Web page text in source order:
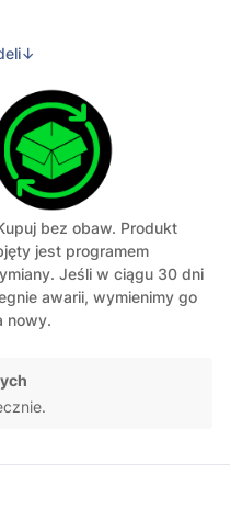
bez obaw. Produkt
jest programem
Jeśli w ciągu 30 dni
awarii, wymienimy go
nowy.